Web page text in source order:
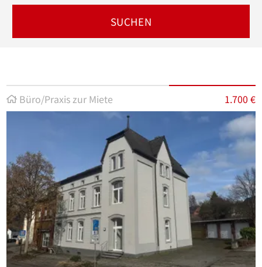
SUCHEN
Büro/Praxis zur Miete 1.700 €